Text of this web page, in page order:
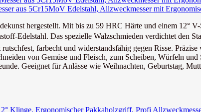
aus 5Cr15MoV Edelstahl, Allzweckmesser mit
hergestellt. Mit bis zu 59 HRC Härte und einem 12° V-
Das spezielle Walzschmieden verdichtet den
farbecht und widerstandsfähig gegen Risse. Präzise
von Gemüse und Fleisch, zum Scheiben, Würfeln und
Geeignet für Anlässe wie Weihnachten, Geburtstag,